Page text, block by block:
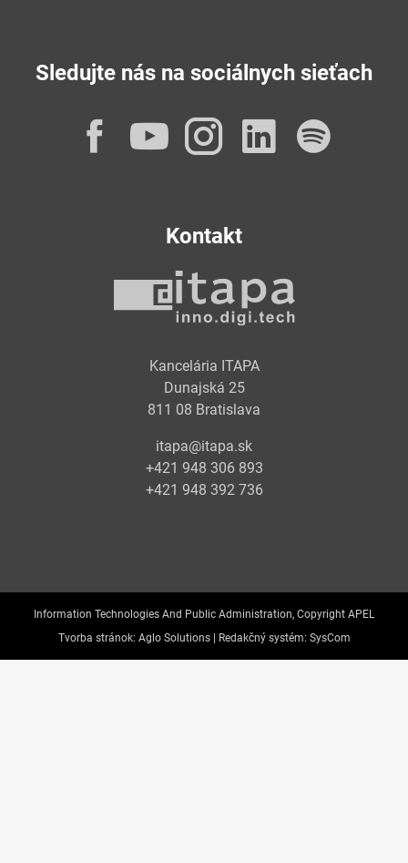
Sledujte nás na sociálnych sieťach
Facebook
YouTube
Instagram
Kontakt
Kancelária ITAPA
Dunajská 25
811 08 Bratislava
itapa@itapa.sk
+421 948 306 893
+421 948 392 736
Information Technologies And Public Administration, Copyright APEL
Tvorba stránok: Aglo Solutions | Redakčný systém: SysCom